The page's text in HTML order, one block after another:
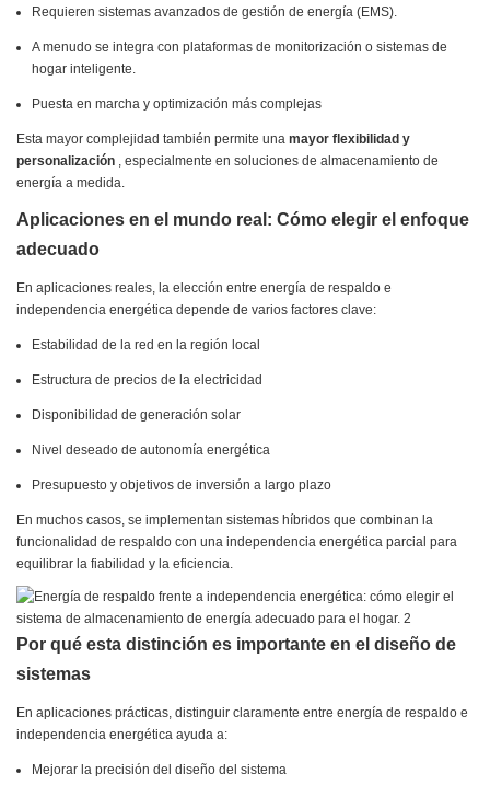
Requieren sistemas avanzados de gestión de energía (EMS).
A menudo se integra con plataformas de monitorización o sistemas de
hogar inteligente.
Puesta en marcha y optimización más complejas
Esta mayor complejidad también permite una mayor flexibilidad y
personalización , especialmente en soluciones de almacenamiento de
energía a medida.
Aplicaciones en el mundo real: Cómo elegir el enfoque
adecuado
En aplicaciones reales, la elección entre energía de respaldo e
independencia energética depende de varios factores clave:
Estabilidad de la red en la región local
Estructura de precios de la electricidad
Disponibilidad de generación solar
Nivel deseado de autonomía energética
Presupuesto y objetivos de inversión a largo plazo
En muchos casos, se implementan sistemas híbridos que combinan la
funcionalidad de respaldo con una independencia energética parcial para
equilibrar la fiabilidad y la eficiencia.
Por qué esta distinción es importante en el diseño de
sistemas
En aplicaciones prácticas, distinguir claramente entre energía de respaldo e
independencia energética ayuda a:
Mejorar la precisión del diseño del sistema